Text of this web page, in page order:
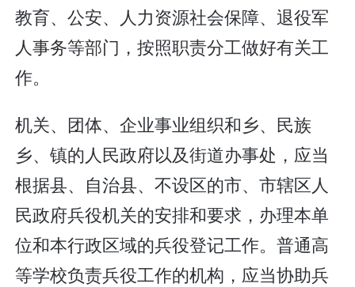
教育、公安、人力资源社会保障、退役军
人事务等部门，按照职责分工做好有关工
作。
机关、团体、企业事业组织和乡、民族
乡、镇的人民政府以及街道办事处，应当
根据县、自治县、不设区的市、市辖区人
民政府兵役机关的安排和要求，办理本单
位和本行政区域的兵役登记工作。普通高
等学校负责兵役工作的机构，应当协助兵